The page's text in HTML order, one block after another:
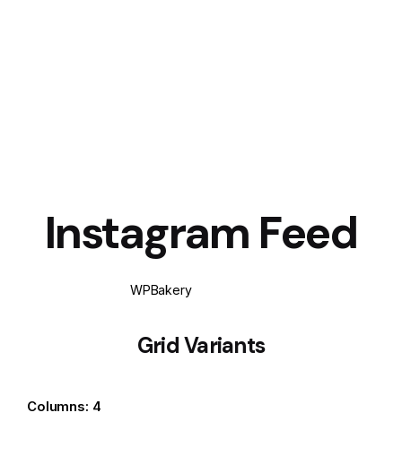
Instagram Feed
WPBakery
Grid Variants
Columns: 4